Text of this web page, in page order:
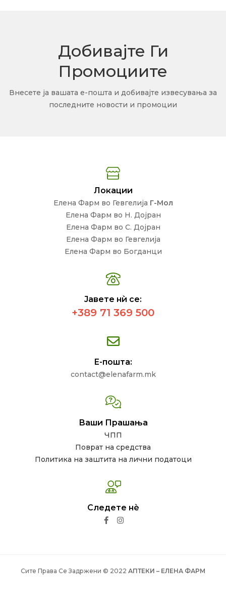
Добивајте Ги
Промоциите
Внесете ја вашата е-пошта и добивајте извесувања за
последните новости и промоции
Локации
Елена Фарм во Гевгелија Г-Мол
Елена Фарм во Н. Дојран
Елена Фарм во С. Дојран
Елена Фарм во Гевгелија
Елена Фарм во Богданци
Јавете нѝ се:
+389 71 369 500
Е-пошта:
contact@elenafarm.mk
Ваши Прашања
ЧПП
Поврат на средства
Политика на заштита на лични податоци
Следете нѐ
Сите Права Се Задржени © 2022 АПТЕКИ – ЕЛЕНА ФАРМ